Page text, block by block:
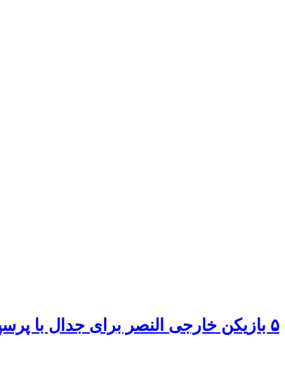
۵ بازیکن خارجی النصر برای جدال با پرسپولیس مشخص شدند